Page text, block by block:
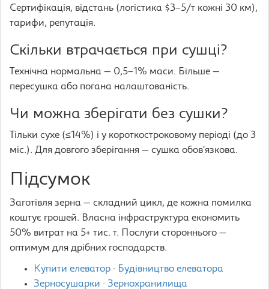
Сертифікація, відстань (логістика $3–5/т кожні 30 км),
тарифи, репутація.
Скільки втрачається при сушці?
Технічна нормальна — 0,5–1% маси. Більше —
пересушка або погана налаштованість.
Чи можна зберігати без сушки?
Тільки сухе (≤14%) і у короткостроковому періоді (до 3
міс.). Для довгого зберігання — сушка обов’язкова.
Підсумок
Заготівля зерна — складний цикл, де кожна помилка
коштує грошей. Власна інфраструктура економить
50% витрат на 5+ тис. т. Послуги стороннього —
оптимум для дрібних господарств.
Купити елеватор · Будівництво елеватора
Зерносушарки · Зернохранилища